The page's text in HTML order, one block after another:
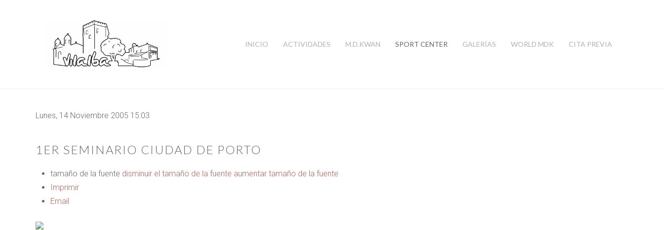
INICIO ACTIVIDADES M.D.KWAN SPORT CENTER GALERÍAS WORLD MDK CITA PREVIA
Lunes, 14 Noviembre 2005 15:03
1ER SEMINARIO CIUDAD DE PORTO
tamaño de la fuente disminuir el tamaño de la fuente aumentar tamaño de la fuente
Imprimir
Email